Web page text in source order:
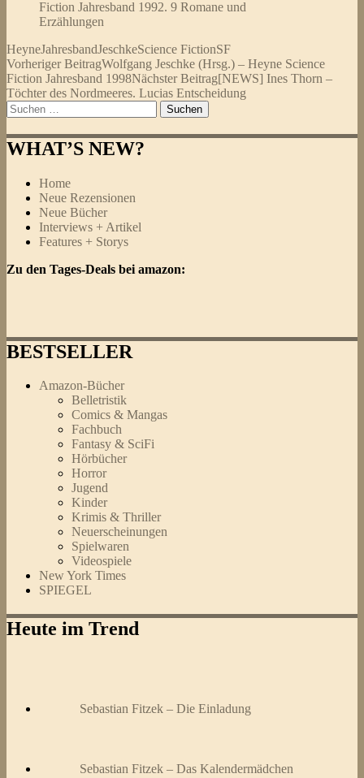
Fiction Jahresband 1992. 9 Romane und
Erzählungen
HeyneJahresbandJeschkeScience FictionSF
Beitragsnavigation
Vorheriger BeitragWolfgang Jeschke (Hrsg.) – Heyne Science
Fiction Jahresband 1998Nächster Beitrag[NEWS] Ines Thorn –
Töchter des Nordmeeres. Lucias Entscheidung
Suchen
nach:
WHAT’S NEW?
Home
Neue Rezensionen
Neue Bücher
Interviews + Artikel
Features + Storys
Zu den Tages-Deals bei amazon:
BESTSELLER
Amazon-Bücher
Belletristik
Comics & Mangas
Fachbuch
Fantasy & SciFi
Hörbücher
Horror
Jugend
Kinder
Krimis & Thriller
Neuerscheinungen
Spielwaren
Videospiele
New York Times
SPIEGEL
Heute im Trend
Sebastian Fitzek – Die Einladung
Sebastian Fitzek – Das Kalendermädchen